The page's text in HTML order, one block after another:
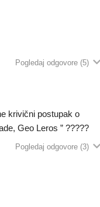
Pogledaj odgovore (5)
krivični postupak o
Geo Leros ” ?????
Pogledaj odgovore (3)